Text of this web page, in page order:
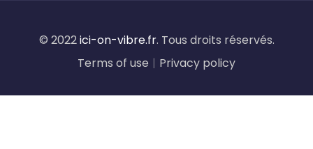
© 2022ici-on-vibre.fr. Tous droits réservés.
Terms of use | Privacy policy